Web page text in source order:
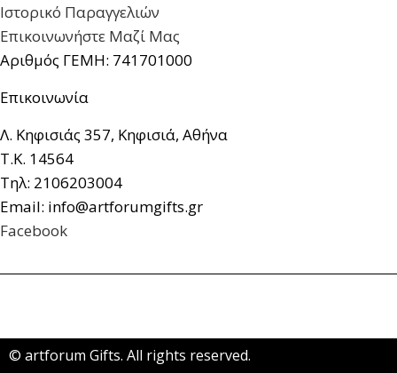
Ιστορικό Παραγγελιών
Επικοινωνήστε Μαζί Μας
Αριθμός ΓΕΜΗ: 741701000
Επικοινωνία
Λ. Κηφισιάς 357, Κηφισιά, Αθήνα
Τ.Κ. 14564
Τηλ: 2106203004
Email: info@artforumgifts.gr
Facebook
© artforum Gifts. All rights reserved.